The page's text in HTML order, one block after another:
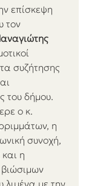
επίσκεψη
τον
συζήτησης
του δήμου.
ο κ.
η
συνοχή,
η
λιμένα με την